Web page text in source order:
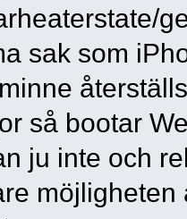
sak som
så bootar
ju inte och